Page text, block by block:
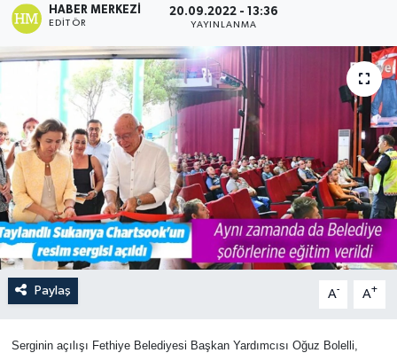
HABER MERKEZI
EDITÖR
20.09.2022 - 13:36
YAYINLANMA
Paylaş A- A+
Serginin açılışı Fethiye Belediyesi Başkan Yardımcısı Oğuz Bolelli,
Kültür
Magazin
Spor
Turizm
Tüm Manşetler
Son Dakika Haberleri
Haber Arşivi